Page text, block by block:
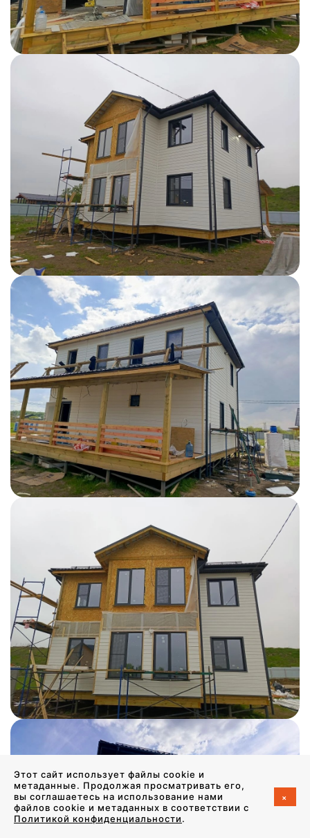
Этот сайт использует файлы cookie и
метаданные. Продолжая просматривать его,
вы соглашаетесь на использование нами
файлов cookie и метаданных в соответствии с
Политикой конфиденциальности.
+